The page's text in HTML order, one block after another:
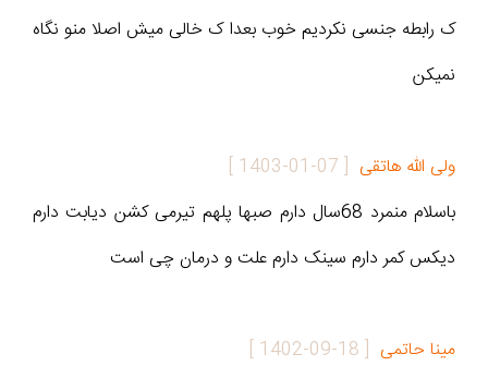
ک رابطه جنسی نکردیم خوب بعدا ک خالی میش اصلا منو نگاه
نمیکن
ولی الله هاتقی [
1403-01-07
]
باسلام منمرد 68سال دارم صبها پلهم تیرمی کشن دیابت دارم
دیکس کمر دارم سینک دارم علت و درمان چی است
مینا حاتمی [
1402-09-18
]